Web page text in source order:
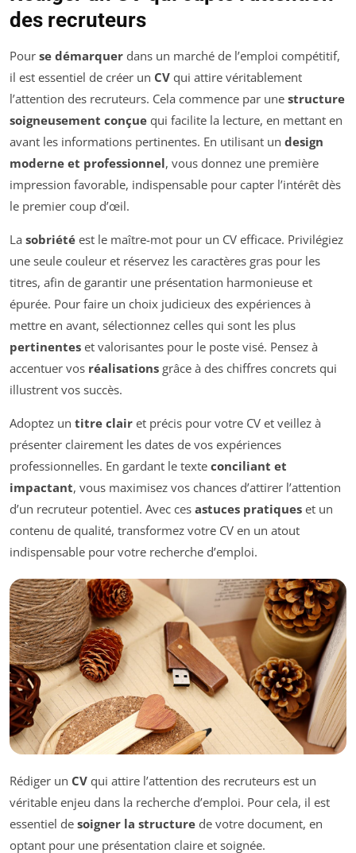
des recruteurs
Pour se démarquer dans un marché de l’emploi compétitif,
il est essentiel de créer un CV qui attire véritablement
l’attention des recruteurs. Cela commence par une structure
soigneusement conçue qui facilite la lecture, en mettant en
avant les informations pertinentes. En utilisant un design
moderne et professionnel, vous donnez une première
impression favorable, indispensable pour capter l’intérêt dès
le premier coup d’œil.
La sobriété est le maître-mot pour un CV efficace. Privilégiez
une seule couleur et réservez les caractères gras pour les
titres, afin de garantir une présentation harmonieuse et
épurée. Pour faire un choix judicieux des expériences à
mettre en avant, sélectionnez celles qui sont les plus
pertinentes et valorisantes pour le poste visé. Pensez à
accentuer vos réalisations grâce à des chiffres concrets qui
illustrent vos succès.
Adoptez un titre clair et précis pour votre CV et veillez à
présenter clairement les dates de vos expériences
professionnelles. En gardant le texte conciliant et
impactant, vous maximisez vos chances d’attirer l’attention
d’un recruteur potentiel. Avec ces astuces pratiques et un
contenu de qualité, transformez votre CV en un atout
indispensable pour votre recherche d’emploi.
Rédiger un CV qui attire l’attention des recruteurs est un
véritable enjeu dans la recherche d’emploi. Pour cela, il est
essentiel de soigner la structure de votre document, en
optant pour une présentation claire et soignée.